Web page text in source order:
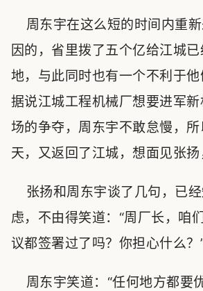
周东宇在这么短的时间内重
因的，省里拨了五个亿给江城
地，与此同时也有一个不利于他
据说江城工程机械厂想要进军
场的争夺，周东宇不敢怠慢，
天，又返回了江城，想面见张扬
张扬和周东宇谈了几句，已
虑，不由得笑道：“周厂长，咱
议都签署过了吗？你担心什么？
周东宇笑道：“任何地方都要